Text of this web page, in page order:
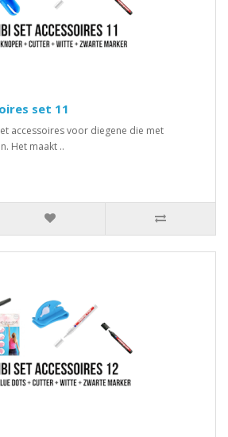
set 11
accessoires voor diegene die met
Het maakt ..